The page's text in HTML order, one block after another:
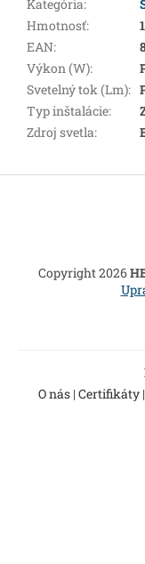
Kategória:
Hmotnosť:
EAN:
Výkon (W):
Svetelný tok (Lm):
Typ inštalácie:
Zdroj svetla:
Copyright 2026
O nás| Certifikáty|